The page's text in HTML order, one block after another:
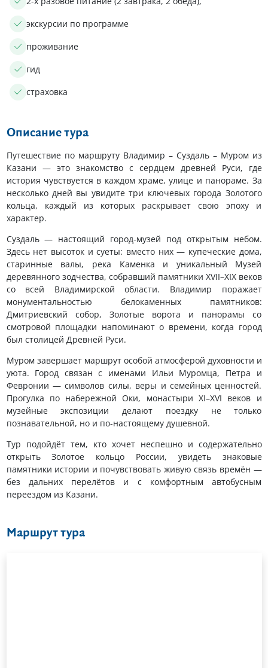
экскурсии по программе
проживание
гид
страховка
Описание тура
Путешествие по маршруту Владимир – Суздаль – Муром из
Казани — это знакомство с сердцем древней Руси, где
история чувствуется в каждом храме, улице и панораме. За
несколько дней вы увидите три ключевых города Золотого
кольца, каждый из которых раскрывает свою эпоху и
характер.
Суздаль — настоящий город-музей под открытым небом.
Здесь нет высоток и суеты: вместо них — купеческие дома,
старинные валы, река Каменка и уникальный Музей
деревянного зодчества, собравший памятники XVII–XIX веков
со всей Владимирской области. Владимир поражает
монументальностью белокаменных памятников:
Дмитриевский собор, Золотые ворота и панорамы со
смотровой площадки напоминают о времени, когда город
был столицей Древней Руси.
Муром завершает маршрут особой атмосферой духовности и
уюта. Город связан с именами Ильи Муромца, Петра и
Февронии — символов силы, веры и семейных ценностей.
Прогулка по набережной Оки, монастыри XI–XVI веков и
музейные экспозиции делают поездку не только
познавательной, но и по-настоящему душевной.
Тур подойдёт тем, кто хочет неспешно и содержательно
открыть Золотое кольцо России, увидеть знаковые
памятники истории и почувствовать живую связь времён —
без дальних перелётов и с комфортным автобусным
переездом из Казани.
Маршрут тура